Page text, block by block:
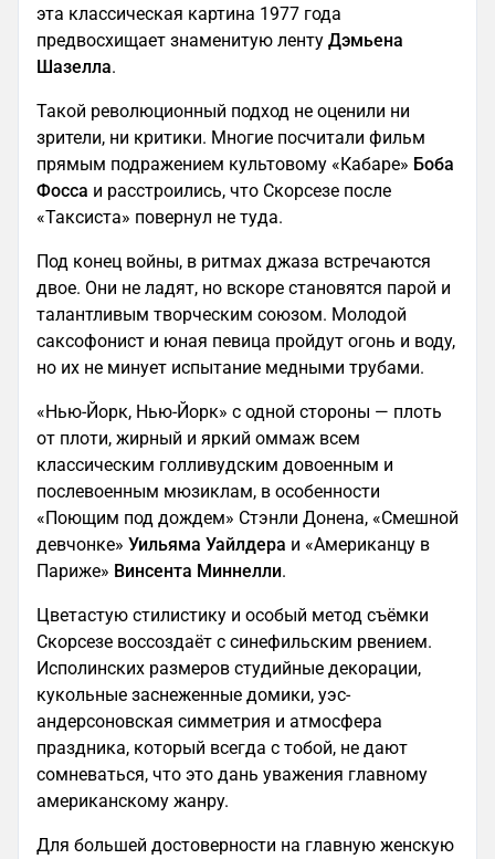
эта классическая картина 1977 года
предвосхищает знаменитую ленту Дэмьена
Шазелла.
Такой революционный подход не оценили ни
зрители, ни критики. Многие посчитали фильм
прямым подражением культовому «Кабаре» Боба
Фосса и расстроились, что Скорсезе после
«Таксиста» повернул не туда.
Под конец войны, в ритмах джаза встречаются
двое. Они не ладят, но вскоре становятся парой и
талантливым творческим союзом. Молодой
саксофонист и юная певица пройдут огонь и воду,
но их не минует испытание медными трубами.
«Нью-Йорк, Нью-Йорк» с одной стороны — плоть
от плоти, жирный и яркий оммаж всем
классическим голливудским довоенным и
послевоенным мюзиклам, в особенности
«Поющим под дождем» Стэнли Донена, «Смешной
девчонке» Уильяма Уайлдера и «Американцу в
Париже» Винсента Миннелли.
Цветастую стилистику и особый метод съёмки
Скорсезе воссоздаёт с синефильским рвением.
Исполинских размеров студийные декорации,
кукольные заснеженные домики, уэс-
андерсоновская симметрия и атмосфера
праздника, который всегда с тобой, не дают
сомневаться, что это дань уважения главному
американскому жанру.
Для большей достоверности на главную женскую